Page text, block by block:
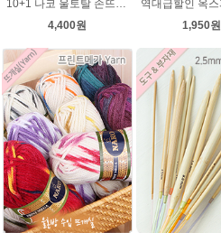
10+1 나코 울토탈 손뜨개 뜨개질 굵은뜨개실 나코메가 굵은털실(털실,뜨개질실) 동대문 뜨게실
4,400원
1,950원